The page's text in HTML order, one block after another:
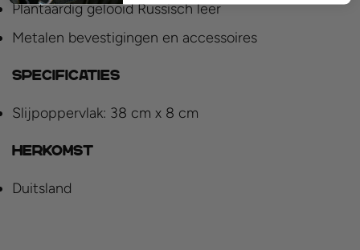
Plantaardig gelooid Russisch leer
Metalen bevestigingen en accessoires
SPECIFICATIES
Slijpoppervlak: 38 cm x 8 cm
HERKOMST
Duitsland